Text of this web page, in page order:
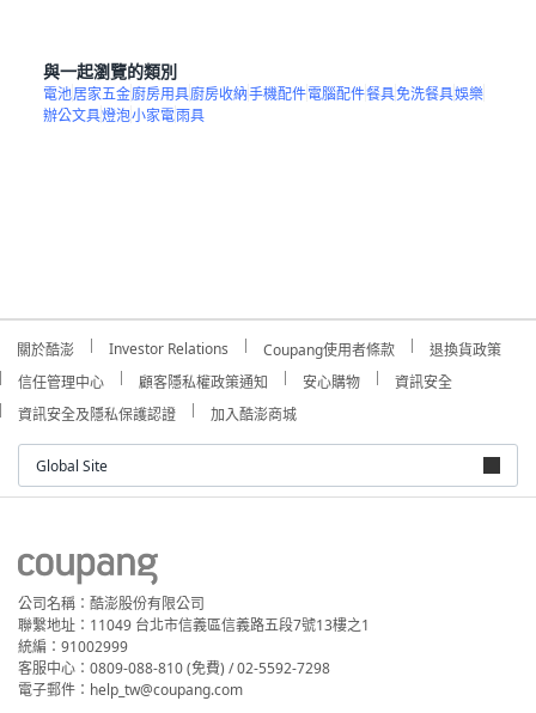
與一起瀏覽的類別
電池居家五金廚房用具廚房收納手機配件電腦配件餐具免洗餐具娛樂
辦公文具燈泡小家電雨具
關於酷澎 Investor Relations Coupang使用者條款
退換貨政策
信任管理中心
顧客隱私權政策通知 安心購物
資訊安全
資訊安全及隱私保護認證
加入酷澎商城
Global Site
公司名稱：酷澎股份有限公司
聯繫地址：11049 台北市信義區信義路五段7號13樓之1
統編：91002999
客服中心：0809-088-810 (免費) / 02-5592-7298
電子郵件：help_tw@coupang.com